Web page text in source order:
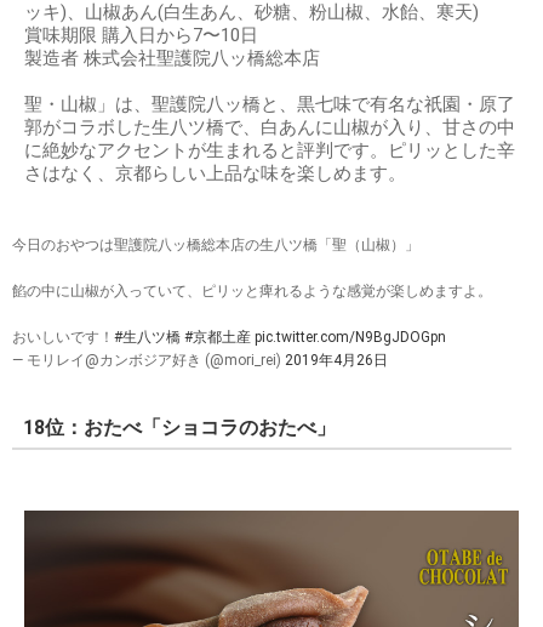
ッキ)、山椒あん(白生あん、砂糖、粉山椒、水飴、寒天)
賞味期限 購入日から7〜10日
製造者 株式会社聖護院八ッ橋総本店
聖・山椒」は、聖護院八ッ橋と、黒七味で有名な祇園・原了
郭がコラボした生八ツ橋で、白あんに山椒が入り、甘さの中
に絶妙なアクセントが生まれると評判です。ピリッとした辛
さはなく、京都らしい上品な味を楽しめます。
今日のおやつは聖護院八ッ橋総本店の生八ツ橋「聖（山椒）」
餡の中に山椒が入っていて、ピリッと痺れるような感覚が楽しめますよ。
おいしいです！ #生八ツ橋 #京都土産 pic.twitter.com/N9BgJDOGpn
— モリレイ@カンボジア好き (@mori_rei) 2019年4月26日
18位：おたべ「ショコラのおたべ」